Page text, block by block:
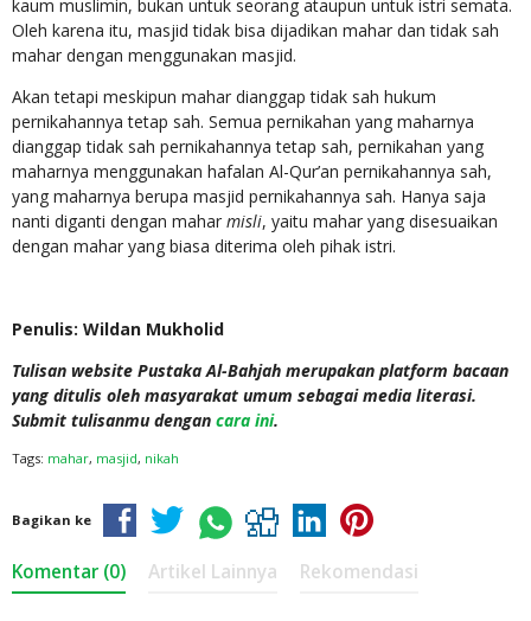
kaum muslimin, bukan untuk seorang ataupun untuk istri semata.
Oleh karena itu, masjid tidak bisa dijadikan mahar dan tidak sah
mahar dengan menggunakan masjid.
Akan tetapi meskipun mahar dianggap tidak sah hukum
pernikahannya tetap sah. Semua pernikahan yang maharnya
dianggap tidak sah pernikahannya tetap sah, pernikahan yang
maharnya menggunakan hafalan Al-Qur’an pernikahannya sah,
yang maharnya berupa masjid pernikahannya sah. Hanya saja
nanti diganti dengan mahar misli, yaitu mahar yang disesuaikan
dengan mahar yang biasa diterima oleh pihak istri.
Penulis: Wildan Mukholid
Tulisan website Pustaka Al-Bahjah merupakan platform bacaan
yang ditulis oleh masyarakat umum sebagai media literasi.
Submit tulisanmu dengan cara ini.
Tags: mahar, masjid, nikah
Bagikan ke
Komentar (0) Artikel Lainnya Rekomendasi